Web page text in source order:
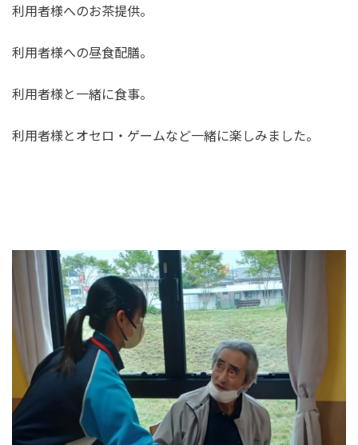
利用者様へのお茶提供。
利用者様への昼食配膳。
利用者様と一緒に食事。
利用者様とオセロ・ゲームなど一緒に楽しみました。